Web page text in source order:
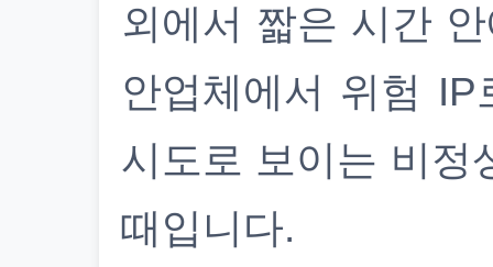
외에서 짧은 시간
안업체에서 위험
시도로 보이는 비정
때입니다.